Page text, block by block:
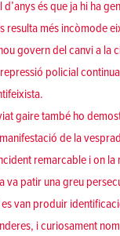
és que ja hi ha
resulta més incòmode
govern del canvi a la
policial
gaire també ho
de la
remarcable i on la
va patir una greu
van produir
i curiosament